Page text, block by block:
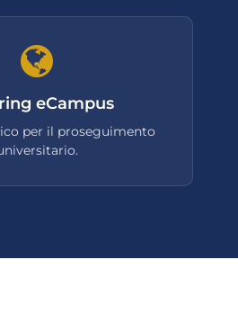
eCampus
per il proseguimento